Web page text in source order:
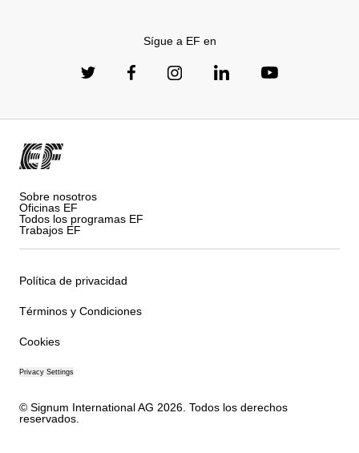
Sígue a EF en
Sobre nosotros
Oficinas EF
Todos los programas EF
Trabajos EF
Política de privacidad
Términos y Condiciones
Cookies
Privacy Settings
© Signum International AG 2026. Todos los derechos
reservados.